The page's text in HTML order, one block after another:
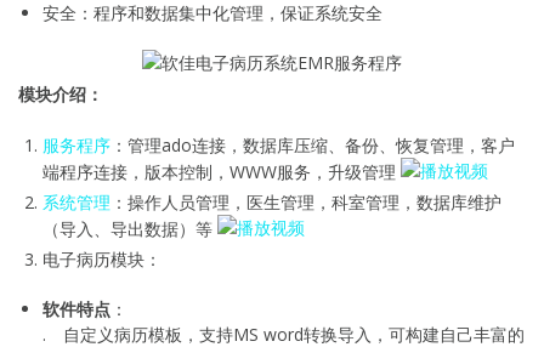
安全：程序和数据集中化管理，保证系统安全
模块介绍：
服务程序 ：管理ado连接，数据库压缩、备份、恢复管理，客户
端程序连接，版本控制，WWW服务，升级管理
系统管理 ：操作人员管理，医生管理，科室管理，数据库维护
（导入、导出数据）等
电子病历模块：
软件特点 ：
. 自定义病历模板，支持MS word转换导入，可构建自己丰富的